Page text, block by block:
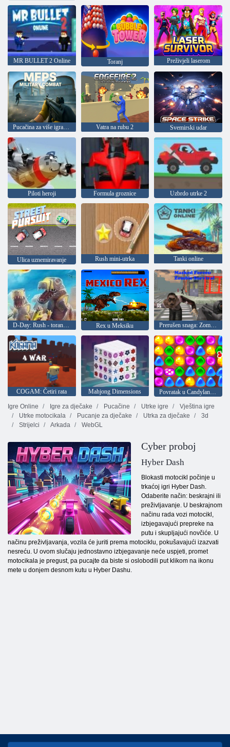
MR BULLET 2 Online Toranj Preživjeli laserom
Pucačina za više igrača u prvom licu Vojna borba Vatra na rubu 2 Svemirski udar
Piloti heroji Formula groznice Uzbrdo utrke 2
Ulica uznemiravanje Rush mini-utrka Tanki online
D-Day: Rush - toranj obrana Rex u Meksiku Prerušen snaga: Zombi Survival
COGAM: Četiri rata Mahjong Dimensions
Povratak u Candyland 2
Igre Online
Igre za dječake Pucačine Utrke igre
Vještina igre
Utrke motocikala
Pucanje za dječake Utrka za dječake
3d
Strijelci
Arkada WebGL
Cyber proboj
Hyber Dash
Blokasti motocikl počinje u
trkaćoj igri Hyber Dash.
Odaberite način: beskrajni ili
preživljavanje. U beskrajnom
načinu rada vozi motocikl,
izbjegavajući prepreke na
putu i skupljajući novčiće. U
načinu preživljavanja, vozila će juriti prema motociklu, pokušavajući izazvati
nesreću. U ovom slučaju jednostavno izbjegavanje neće uspjeti, promet
motocikala je pregust, pa pucajte da biste si oslobodili put klikom na ikonu
mete u donjem desnom kutu u Hyber Dashu.